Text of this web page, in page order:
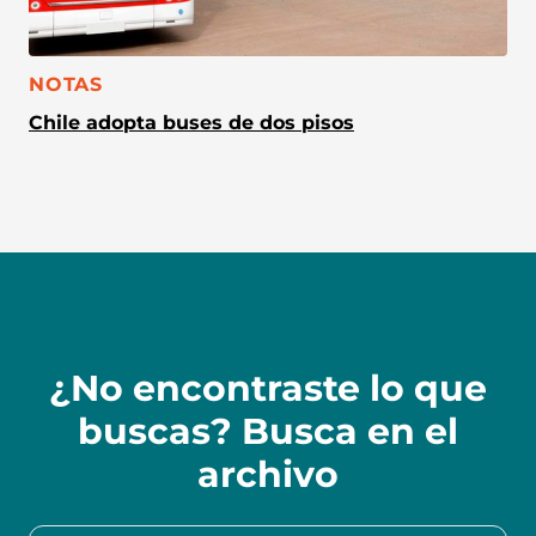
CATEGORÍA:
NOTAS
Chile adopta buses de dos pisos
¿No encontraste lo que
buscas? Busca en el
archivo